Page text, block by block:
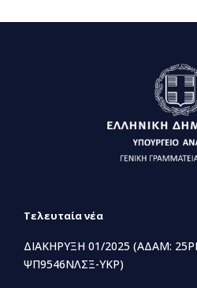
Τελευταία νέα
ΔΙΑΚΗΡΥΞΗ 01/2025 (ΑΔΑΜ:
ΨΠ9546ΝΛΣΞ-ΥΚΡ)